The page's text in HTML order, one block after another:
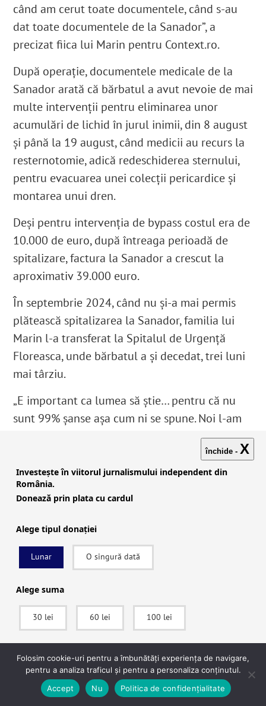
când am cerut toate documentele, când s-au
dat toate documentele de la Sanador”, a
precizat fiica lui Marin pentru Context.ro.
După operație, documentele medicale de la
Sanador arată că bărbatul a avut nevoie de mai
multe intervenții pentru eliminarea unor
acumulări de lichid în jurul inimii, din 8 august
și până la 19 august, când medicii au recurs la
resternotomie, adică redeschiderea sternului,
pentru evacuarea unei colecții pericardice și
montarea unui dren.
Deși pentru intervenția de bypass costul era de
10.000 de euro,după întreaga perioadă de
spitalizare, factura la Sanador a crescut la
aproximativ 39.000 euro.
În septembrie 2024, când nu și-a mai permis
plătească spitalizarea la Sanador, familia lui
Marin l-a transferat la Spitalul de Urgență
Floreasca,unde bărbatul a și decedat, trei luni
mai târziu.
„E important ca lumea să știe… pentru că nu
sunt 99% șanse așa cum ni se spune.Noi l-am
văzut pe Costache Victor ca pe salvatorul
a spus fiica pacientului într-un interviu
pentru Context.ro.
Play
Familia a depus o plângere penală împotriva
spitalului Sanador și a altor cadre medicale de
la Sanador. Potrivit unui răspuns al Parchetului
de pe lângă Judecătoria Sectorului 1 din
închide - X
Investește în viitorul jurnalismului independent din
România.
Donează prin plata cu cardul
Alege tipul donației
Lunar O singură dată
Alege suma
30 lei 60 lei 100 lei
SUSȚINE
După ce vei apăsa pe Donează vei fi redirecționat către pagina securizată a
procesatorului de plăți Stripe, unde vei putea plăti în siguranță.
Folosim cookie-uri pentru a îmbunătăți experiența de navigare,
pentru a analiza traficul și pentru a personaliza conținutul.
Accept
Nu Politica de confidențialitate